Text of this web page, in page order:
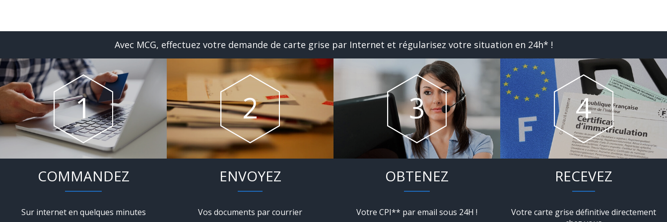
Avec MCG, effectuez votre demande de carte grise par Internet et régularisez votre situation en 24h* !
COMMANDEZ
Sur internet en quelques minutes
ENVOYEZ
Vos documents par courrier
OBTENEZ
Votre CPI** par email sous 24H !
RECEVEZ
Votre carte grise définitive directement